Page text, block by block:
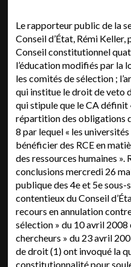
Le rapporteur public de la section du contentieux du Conseil d’État, Rémi Keller, propose de renvoyer devant le Conseil constitutionnel quatre articles du code de l’éducation modifiés par la loi LRU : l’article L.952-6-1 sur les comités de sélection ; l’article L.712-2-4e (2e alinéa) qui institue le droit de veto du président ; l’article L.954-1 qui stipule que le CA définit « les principes généraux de répartition des obligations de service » ; et l’article L.712-8 par lequel « les universités peuvent, (…) demander à bénéficier des RCE en matière budgétaire et de gestion des ressources humaines ». Rémi Keller a présenté ses conclusions mercredi 26 mai 2010 lors d’une séance publique des 4e et 5e sous-sections de la section du contentieux du Conseil d’État. Dans le cadre de leurs recours en annulation contre les décrets « comités de sélection » du 10 avril 2008 et « statut des enseignants-chercheurs » du 23 avril 2009, des enseignants-chercheurs de droit (1) ont invoqué la question prioritaire de constitutionnalité pour soulever l’inconstitutionnalité de certaines dispositions de la loi LRU. Le Conseil d’État va rendre publique sa décision de saisir ou non le Conseil constitutionnel dans les deux ou trois semaines qui viennent. Ensuite le Conseil constitutionnel, s’il est saisi, a trois mois pour faire connaître sa décision. Cette procédure conduit à ce que l’examen par le Conseil d’État des recours contre les deux décrets soit interrompu en attendant la fin de la procédure de contrôle de constitutionnalité. « SÉRIEUSES QUESTIONS RELATIVES AUX PRINCIPES DU DROIT DES CONCOURS » S’agissant des comités de sélection, Rémi Keller rappelle que l’examen des requêtes en annulation du décret déposées par les juristes et le Snesup avait été renvoyé en assemblée du contentieux en avril et que celle-ci a finalement remis son examen car, entre temps, la question prioritaire de constitutionnalité avait été invoquée. Toutefois, il avait proposé aux sous-sections, le 3 février 2010, l’annulation du décret « comités de sélection » estimant que le dispositif pose « de sérieuses questions relatives aux principes généraux du droit des concours – principes qui découlent pour la plupart du principe d’égalité – car le CA [en tant que jury de recrutement, ne reçoit pas les candidats], n’a pas accès à leur dossier et peut ne comporter aucun spécialiste de la discipline du poste à pourvoir ». Sur la question prioritaire de constitutionnalité, les requérants contestent le dispositif de nomination des membres des comités de sélection par le CA, sur proposition du président et après avis du CS, au nom du principe constitutionnel d’indépendance des professeurs, institué par la décision du Conseil constitutionnel du 20 janvier 1984. Ce principe ouvre notamment aux professeurs « le droit à la libre expression » et celui de disposer d’une « représentation propre et authentique » dans les conseils. Les juristes invoquent, sur ce point, trois motifs d’inconstitutionnalité, rapporte Rémi Keller : le fait que le président de l’établissement peut ne pas être un professeur et le fait que ni le CA ni le CS ne siègent en formation restreinte aux professeurs. RIEN N’IMPOSE QUE LE PRÉSIDENT D’UNIVERSITÉ SOIT UN PROFESSEUR Le rapporteur public estime que la question du CA n’est pas « sérieuse » car : premièrement, le 2e alinéa du l’article L.952-6-1 précise que le comité de sélection est composé de personnes « d’un rang au moins égal à celui postulé par l’intéressé » ; deuxièmement, le 5e alinéa du nouvel article 9 du décret du 6 juin 1984 précise que le vote du CA, lorsqu’il désigne les membres du comité de sélection, « est émis par les seuls professeurs et personnels assimilés pour les membres du comité relevant de ce grade ». Ainsi, « il en résulte clairement que le conseil d’administration, lorsqu’il s’agit de recruter un professeur, doit siéger en formation restreinte aux seuls professeurs et assimilés », conclut Rémi Keller. En revanche, « la question se pose plus sérieusement en ce qui concerne le CS et le président d’université », estime-t-il. En effet, « la règle de la représentation propre et authentique exige que le CS soit lui aussi composé uniquement de professeurs lorsqu’il s’agit de recruter » un professeur, ce que ni la loi ni le décret ne précisent. Quant au président, aucune disposition n’impose qu’il soit professeur des universités alors qu’il « joue un rôle essentiel dans le processus de recrutement » en proposant les membres du comité de sélection. UNE « AMBIGUÏTÉ » SUR LE CARACTÈRE CONSULTATIF DES COMITÉS DE SÉLECTION Par ailleurs, les requérants contestent le choix des membres du comité de sélection « en raison de leurs compétences, en majorité parmi les spécialistes de la discipline », selon les termes de l’article L.952-6-1. Selon eux, rapporte Rémi Keller, la notion de discipline « devrait strictement être définie par référence aux différentes sections du CNU ». Mais Rémi Keller invoque « une nécessaire souplesse notamment pour les postes qui se situent à la frontière de plusieurs disciplines ». Pour lui, « il n’est pas certain que le principe d’indépendance puisse être utilement invoqué » ici. Il ne juge donc pas cette question